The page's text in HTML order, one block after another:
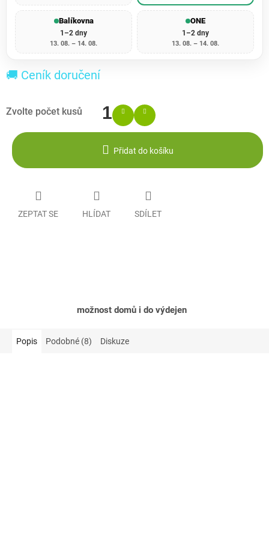
Balíkovna
1–2 dny
13. 08. – 14. 08.
ONE
1–2 dny
13. 08. – 14. 08.
🚚 Ceník doručení
Přidat do košíku
ZEPTAT SE HLÍDAT SDÍLET
možnost domů i do výdejen
Popis Podobné (8) Diskuze